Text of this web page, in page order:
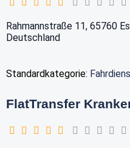
Rahmannstraße 11, 65760
Deutschland
Standardkategorie:
FlatTransfer